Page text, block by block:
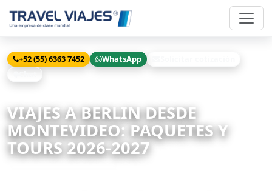
+52 (55) 6363 7452 WhatsApp
VIAJES A BERLIN DESDE
MONTEVIDEO: PAQUETES Y
TOURS 2026-2027